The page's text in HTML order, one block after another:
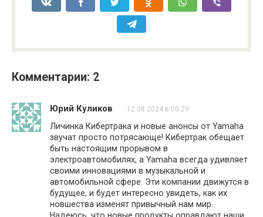
Комментарии: 2
Юрий Куликов 12.08.2024 в 00:29
Личинка Кибертрака и новые анонсы от Yamaha
звучат просто потрясающе! Кибертрак обещает
быть настоящим прорывом в
электроавтомобилях, а Yamaha всегда удивляет
своими инновациями в музыкальной и
автомобильной сфере. Эти компании движутся в
будущее, и будет интересно увидеть, как их
новшества изменят привычный нам мир.
Надеюсь, что новые продукты оправдают наши